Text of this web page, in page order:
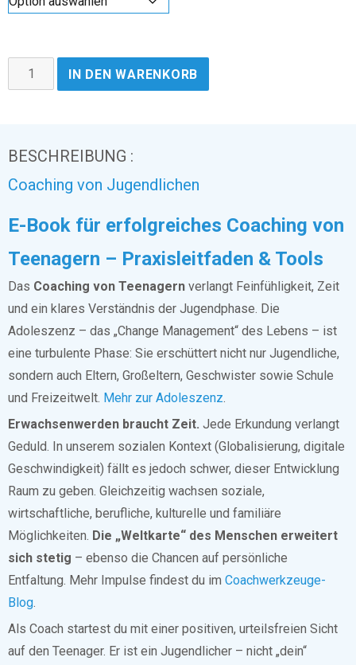
IN DEN WARENKORB
BESCHREIBUNG :
Coaching von Jugendlichen
E-Book für erfolgreiches Coaching von
Teenagern – Praxisleitfaden & Tools
Das Coaching von Teenagern verlangt Feinfühligkeit, Zeit
und ein klares Verständnis der Jugendphase. Die
Adoleszenz – das „Change Management“ des Lebens – ist
eine turbulente Phase: Sie erschüttert nicht nur Jugendliche,
sondern auch Eltern, Großeltern, Geschwister sowie Schule
und Freizeitwelt. Mehr zur Adoleszenz.
Erwachsenwerden braucht Zeit. Jede Erkundung verlangt
Geduld. In unserem sozialen Kontext (Globalisierung, digitale
Geschwindigkeit) fällt es jedoch schwer, dieser Entwicklung
Raum zu geben. Gleichzeitig wachsen soziale,
wirtschaftliche, berufliche, kulturelle und familiäre
Möglichkeiten. Die „Weltkarte“ des Menschen erweitert
sich stetig – ebenso die Chancen auf persönliche
Entfaltung. Mehr Impulse findest du im Coachwerkzeuge-
Blog.
Als Coach startest du mit einer positiven, urteilsfreien Sicht
auf den Teenager. Er ist ein Jugendlicher – nicht „dein“